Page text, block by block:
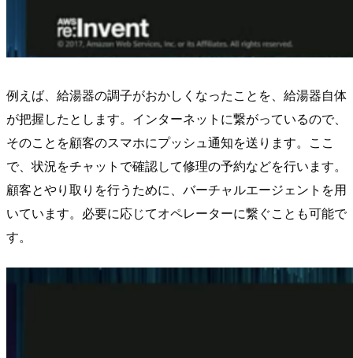
例えば、給湯器の調子がおかしくなったことを、給湯器自体
が把握したとします。インターネットに繋がっているので、
そのことを顧客のスマホにプッシュ通知を送ります。ここ
で、状況をチャットで確認して修理の予約などを行います。
顧客とやり取りを行うために、バーチャルエージェントを用
いています。必要に応じてオペレーターに繋ぐことも可能で
す。